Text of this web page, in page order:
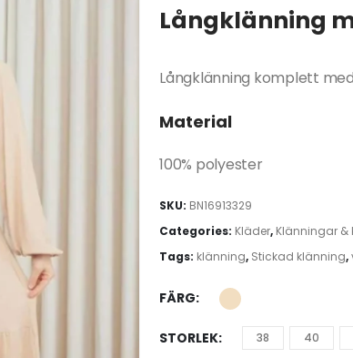
Långklänning
Långklänning komplett
Material
100% polyester
SKU: BN16913329
Categories: Kläder, Klänningar &
Tags: klänning, Stickad klänning,
FÄRG
STORLEK 38 40